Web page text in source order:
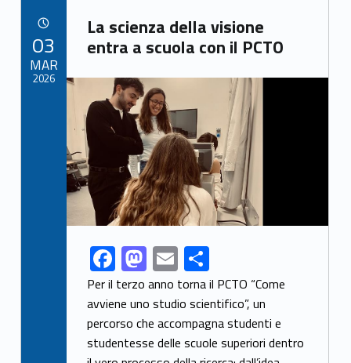
o
o
k
o
n
Link identifier archive #link-archive-21677
La scienza della visione
entra a scuola con il PCTO
Link identifier archive #link-archive-thumb-soap-85879
Link identifier share facebook archive #share-link-archive-64117F
ac
e
b
M
as
to
d
E
m
ai
l
S
h
ar
e
Per il terzo anno torna il PCTO “Come
avviene uno studio scientifico”, un
percorso che accompagna studenti e
studentesse delle scuole superiori dentro
03
MAR
2026